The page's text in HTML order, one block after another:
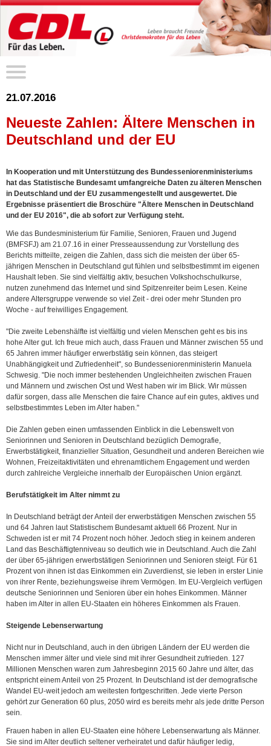
21.07.2016
Neueste Zahlen: Ältere Menschen in
Deutschland und der EU
In Kooperation und mit Unterstützung des Bundesseniorenministeriums
hat das Statistische Bundesamt umfangreiche Daten zu älteren Menschen
in Deutschland und der EU zusammengestellt und ausgewertet. Die
Ergebnisse präsentiert die Broschüre "Ältere Menschen in Deutschland
und der EU 2016", die ab sofort zur Verfügung steht.
Wie das Bundesministerium für Familie, Senioren, Frauen und Jugend
(BMFSFJ) am 21.07.16 in einer Presseaussendung zur Vorstellung des
Berichts mitteilte, zeigen die Zahlen, dass sich die meisten der über 65-
jährigen Menschen in Deutschland gut fühlen und selbstbestimmt im eigenen
Haushalt leben. Sie sind vielfältig aktiv, besuchen Volkshochschulkurse,
nutzen zunehmend das Internet und sind Spitzenreiter beim Lesen. Keine
andere Altersgruppe verwende so viel Zeit - drei oder mehr Stunden pro
Woche - auf freiwilliges Engagement.
"Die zweite Lebenshälfte ist vielfältig und vielen Menschen geht es bis ins
hohe Alter gut. Ich freue mich auch, dass Frauen und Männer zwischen 55 und
65 Jahren immer häufiger erwerbstätig sein können, das steigert
Unabhängigkeit und Zufriedenheit", so Bundesseniorenministerin Manuela
Schwesig. "Die noch immer bestehenden Ungleichheiten zwischen Frauen
und Männern und zwischen Ost und West haben wir im Blick. Wir müssen
dafür sorgen, dass alle Menschen die faire Chance auf ein gutes, aktives und
selbstbestimmtes Leben im Alter haben."
Die Zahlen geben einen umfassenden Einblick in die Lebenswelt von
Seniorinnen und Senioren in Deutschland bezüglich Demografie,
Erwerbstätigkeit, finanzieller Situation, Gesundheit und anderen Bereichen wie
Wohnen, Freizeitaktivitäten und ehrenamtlichem Engagement und werden
durch zahlreiche Vergleiche innerhalb der Europäischen Union ergänzt.
Berufstätigkeit im Alter nimmt zu
In Deutschland beträgt der Anteil der erwerbstätigen Menschen zwischen 55
und 64 Jahren laut Statistischem Bundesamt aktuell 66 Prozent. Nur in
Schweden ist er mit 74 Prozent noch höher. Jedoch stieg in keinem anderen
Land das Beschäftigtenniveau so deutlich wie in Deutschland. Auch die Zahl
der über 65-jährigen erwerbstätigen Seniorinnen und Senioren steigt. Für 61
Prozent von ihnen ist das Einkommen ein Zuverdienst, sie leben in erster Linie
von ihrer Rente, beziehungsweise ihrem Vermögen. Im EU-Vergleich verfügen
deutsche Seniorinnen und Senioren über ein hohes Einkommen. Männer
haben im Alter in allen EU-Staaten ein höheres Einkommen als Frauen.
Steigende Lebenserwartung
Nicht nur in Deutschland, auch in den übrigen Ländern der EU werden die
Menschen immer älter und viele sind mit ihrer Gesundheit zufrieden. 127
Millionen Menschen waren zum Jahresbeginn 2015 60 Jahre und älter, das
entspricht einem Anteil von 25 Prozent. In Deutschland ist der demografische
Wandel EU-weit jedoch am weitesten fortgeschritten. Jede vierte Person
gehört zur Generation 60 plus, 2050 wird es bereits mehr als jede dritte Person
sein.
Frauen haben in allen EU-Staaten eine höhere Lebenserwartung als Männer.
Sie sind im Alter deutlich seltener verheiratet und dafür häufiger ledig,